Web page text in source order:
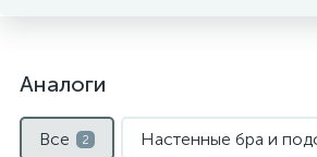
Аналоги
Все 2 Настенные бра и